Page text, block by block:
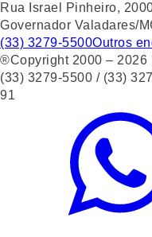
Rua Israel Pinheiro,
Governador Valadares/
(33) 3279-5500Outros
®Copyright 2000 – 2026
(33) 3279-5500 / (33)
91